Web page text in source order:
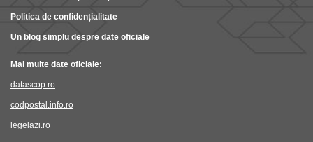
Politica de confidențialitate
Un blog simplu despre date oficiale
Mai multe date oficiale:
datascop.ro
codpostal.info.ro
legelazi.ro